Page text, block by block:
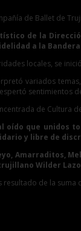
de Ballet de
de la
a la
locales, se
variados
sentimientos
de Cultura
que unidos
y libre de
Amarraditos,
Wilder Lazo
de la